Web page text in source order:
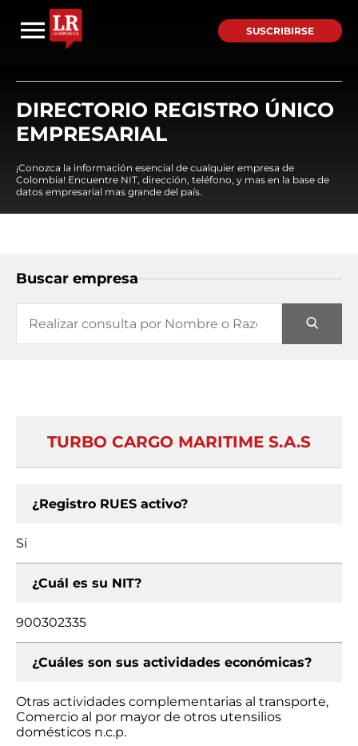
SUSCRIBIRSE
DIRECTORIO REGISTRO ÚNICO
EMPRESARIAL
¡Conozca la información esencial de cualquier empresa de
Colombia! Encuentre NIT, dirección, teléfono, y mas en la base de
datos empresarial mas grande del país.
Buscar empresa
TURBO CARGO MARITIME S.A.S
¿Registro RUES activo?
Si
¿Cuál es su NIT?
900302335
¿Cuáles son sus actividades económicas?
Otras actividades complementarias al transporte,
Comercio al por mayor de otros utensilios
domésticos n.c.p.